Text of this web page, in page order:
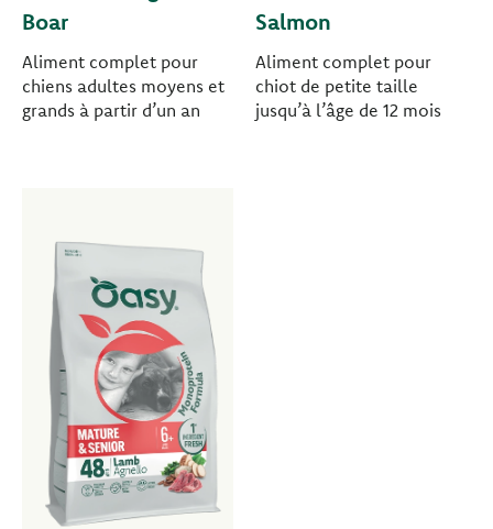
Boar
Aliment complet pour
chiens adultes moyens et
grands à partir d’un an
Salmon
Aliment complet pour
chiot de petite taille
jusqu’à l’âge de 12 mois